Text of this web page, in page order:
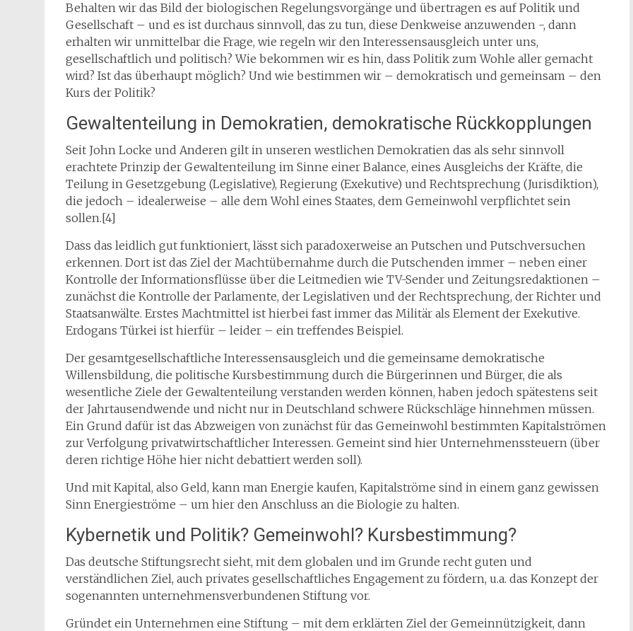
Behalten wir das Bild der biologischen Regelungsvorgänge und übertragen es auf Politik und
Gesellschaft – und es ist durchaus sinnvoll, das zu tun, diese Denkweise anzuwenden -, dann
erhalten wir unmittelbar die Frage, wie regeln wir den Interessensausgleich unter uns,
gesellschaftlich und politisch? Wie bekommen wir es hin, dass Politik zum Wohle aller gemacht
wird? Ist das überhaupt möglich? Und wie bestimmen wir – demokratisch und gemeinsam – den
Kurs der Politik?
Gewaltenteilung in Demokratien, demokratische Rückkopplungen
Seit John Locke und Anderen gilt in unseren westlichen Demokratien das als sehr sinnvoll
erachtete Prinzip der Gewaltenteilung im Sinne einer Balance, eines Ausgleichs der Kräfte, die
Teilung in Gesetzgebung (Legislative), Regierung (Exekutive) und Rechtsprechung (Jurisdiktion),
die jedoch – idealerweise – alle dem Wohl eines Staates, dem Gemeinwohl verpflichtet sein
sollen.[4]
Dass das leidlich gut funktioniert, lässt sich paradoxerweise an Putschen und Putschversuchen
erkennen. Dort ist das Ziel der Machtübernahme durch die Putschenden immer – neben einer
Kontrolle der Informationsflüsse über die Leitmedien wie TV-Sender und Zeitungsredaktionen –
zunächst die Kontrolle der Parlamente, der Legislativen und der Rechtsprechung, der Richter und
Staatsanwälte. Erstes Machtmittel ist hierbei fast immer das Militär als Element der Exekutive.
Erdogans Türkei ist hierfür – leider – ein treffendes Beispiel.
Der gesamtgesellschaftliche Interessensausgleich und die gemeinsame demokratische
Willensbildung, die politische Kursbestimmung durch die Bürgerinnen und Bürger, die als
wesentliche Ziele der Gewaltenteilung verstanden werden können, haben jedoch spätestens seit
der Jahrtausendwende und nicht nur in Deutschland schwere Rückschläge hinnehmen müssen.
Ein Grund dafür ist das Abzweigen von zunächst für das Gemeinwohl bestimmten Kapitalströmen
zur Verfolgung privatwirtschaftlicher Interessen. Gemeint sind hier Unternehmenssteuern (über
deren richtige Höhe hier nicht debattiert werden soll).
Und mit Kapital, also Geld, kann man Energie kaufen, Kapitalströme sind in einem ganz gewissen
Sinn Energieströme – um hier den Anschluss an die Biologie zu halten.
Kybernetik und Politik? Gemeinwohl? Kursbestimmung?
Das deutsche Stiftungsrecht sieht, mit dem globalen und im Grunde recht guten und
verständlichen Ziel, auch privates gesellschaftliches Engagement zu fördern, u.a. das Konzept der
sogenannten unternehmensverbundenen Stiftung vor.
Gründet ein Unternehmen eine Stiftung – mit dem erklärten Ziel der Gemeinnützigkeit, dann